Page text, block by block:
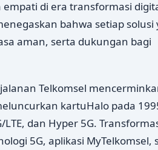
di era transformasi
bahwa setiap solusi
aman, serta dukungan bagi
Telkomsel
kartuHalo pada
dan Hyper 5G.
5G, aplikasi MyTelkomsel,